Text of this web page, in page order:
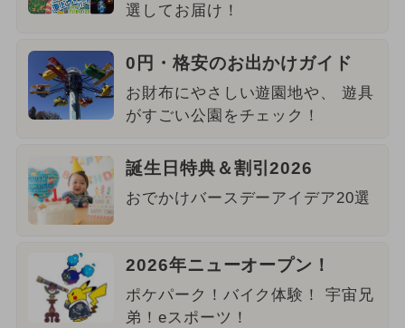
選してお届け！
0円・格安のお出かけガイド
お財布にやさしい遊園地や、 遊具
がすごい公園をチェック！
誕生日特典＆割引2026
おでかけバースデーアイデア20選
2026年ニューオープン！
ポケパーク！バイク体験！ 宇宙兄
弟！eスポーツ！